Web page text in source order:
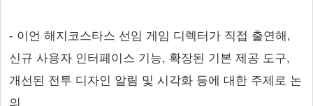
- 이언 해지코스타스 선임 게임 디렉터가 직접 출연해,
신규 사용자 인터페이스 기능, 확장된 기본 제공 도구,
개선된 전투 디자인 알림 및 시각화 등에 대한 주제로 논
의